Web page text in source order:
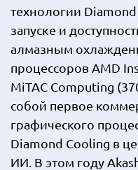
технологии
запуске и
алмазным
процессоров AMD
MiTAC Computing
собой первое
графического
Diamond Cooling в
ИИ. В этом году